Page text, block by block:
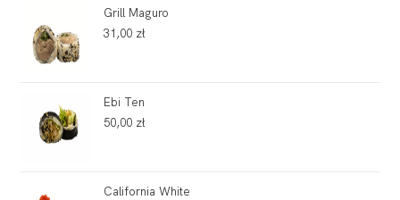
Grill Maguro
31,00 zł
Ebi Ten
50,00 zł
California White